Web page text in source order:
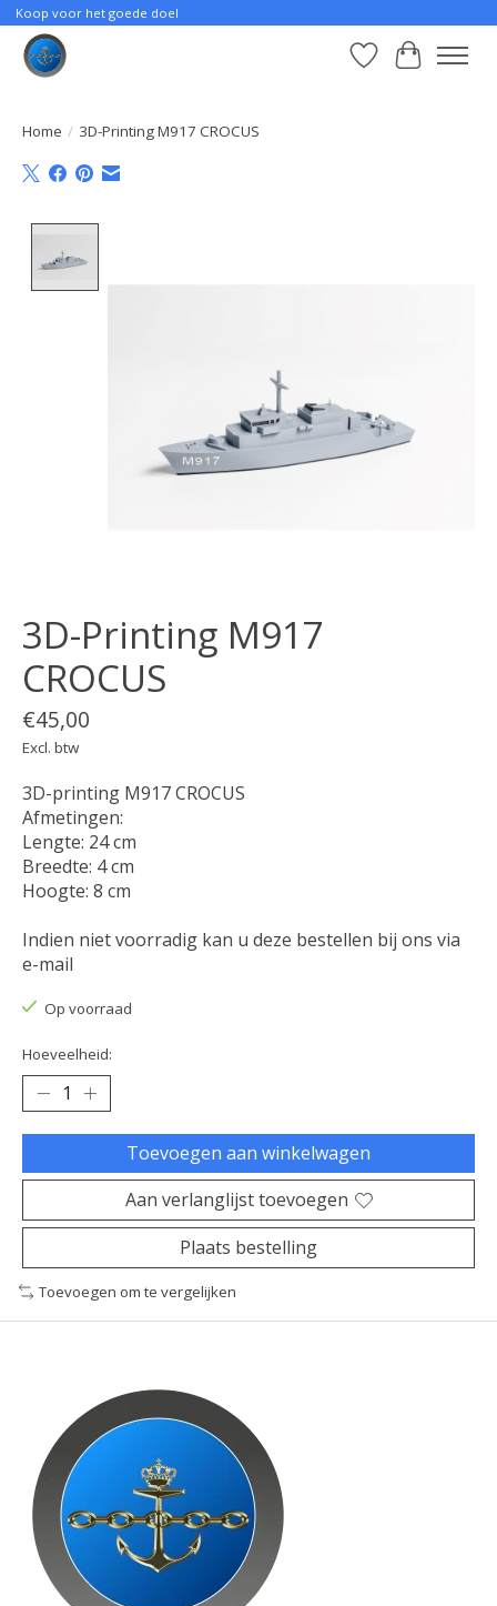
Koop voor het goede doel
Verlanglijst
Home / 3D-Printing M917 CROCUS
3D-Printing M917
CROCUS
€45,00
Excl. btw
3D-printing M917 CROCUS
Afmetingen:
Lengte: 24 cm
Breedte: 4 cm
Hoogte: 8 cm
Indien niet voorradig kan u deze bestellen bij ons via
e-mail
Op voorraad
Hoeveelheid:
Toevoegen aan winkelwagen
Aan verlanglijst toevoegen
Plaats bestelling
Toevoegen om te vergelijken